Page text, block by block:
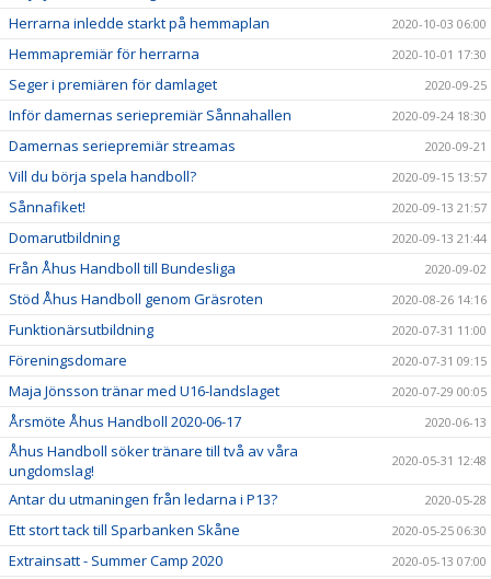
Herrarna inledde starkt på hemmaplan 2020-10-03 06:00
Hemmapremiär för herrarna 2020-10-01 17:30
Seger i premiären för damlaget 2020-09-25
Inför damernas seriepremiär Sånnahallen 2020-09-24 18:30
Damernas seriepremiär streamas 2020-09-21
Vill du börja spela handboll? 2020-09-15 13:57
Sånnafiket! 2020-09-13 21:57
Domarutbildning 2020-09-13 21:44
Från Åhus Handboll till Bundesliga 2020-09-02
Stöd Åhus Handboll genom Gräsroten 2020-08-26 14:16
Funktionärsutbildning 2020-07-31 11:00
Föreningsdomare 2020-07-31 09:15
Maja Jönsson tränar med U16-landslaget 2020-07-29 00:05
Årsmöte Åhus Handboll 2020-06-17 2020-06-13
Åhus Handboll söker tränare till två av våra
ungdomslag!
2020-05-31 12:48
Antar du utmaningen från ledarna i P13? 2020-05-28
Ett stort tack till Sparbanken Skåne 2020-05-25 06:30
Extrainsatt - Summer Camp 2020 2020-05-13 07:00